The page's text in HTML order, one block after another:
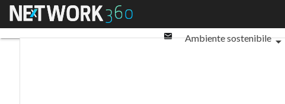
Menu
EmailAmbiente sostenibile